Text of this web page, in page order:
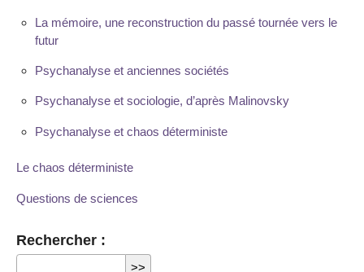
La mémoire, une reconstruction du passé tournée vers le
futur
Psychanalyse et anciennes sociétés
Psychanalyse et sociologie, d’après Malinovsky
Psychanalyse et chaos déterministe
Le chaos déterministe
Questions de sciences
Rechercher :